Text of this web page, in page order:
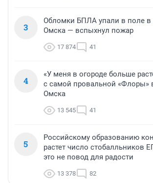
3
Обломки БПЛА упали в поле в
Омска — вспыхнул пожар
17 874 41
4
«У меня в огороде больше
с самой провальной «Флоры»
Омска
13 545 41
5
Российскому образованию
растет число стобалльников
это не повод для радости
13 378 82